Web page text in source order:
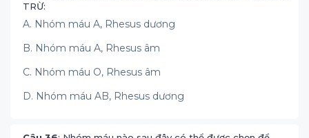
TRỪ:
A. Nhóm máu A, Rhesus dương
B. Nhóm máu A, Rhesus âm
C. Nhóm máu O, Rhesus âm
D. Nhóm máu AB, Rhesus dương